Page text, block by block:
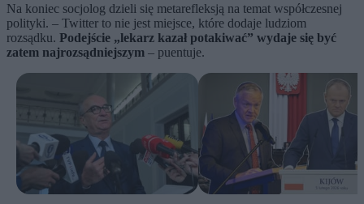
Na koniec socjolog dzieli się metarefleksją na temat współczesnej
polityki. – Twitter to nie jest miejsce, które dodaje ludziom
rozsądku. Podejście „lekarz kazał potakiwać” wydaje się być
zatem najrozsądniejszym – puentuje.